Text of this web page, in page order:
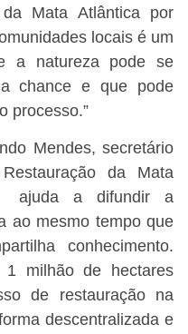
da Mata Atlântica por
locais é um
a natureza pode se
chance e que pode
processo.”
Mendes, secretário
da Mata
ajuda a difundir a
ao mesmo tempo que
conhecimento.
milhão de hectares
de restauração na
descentralizada e